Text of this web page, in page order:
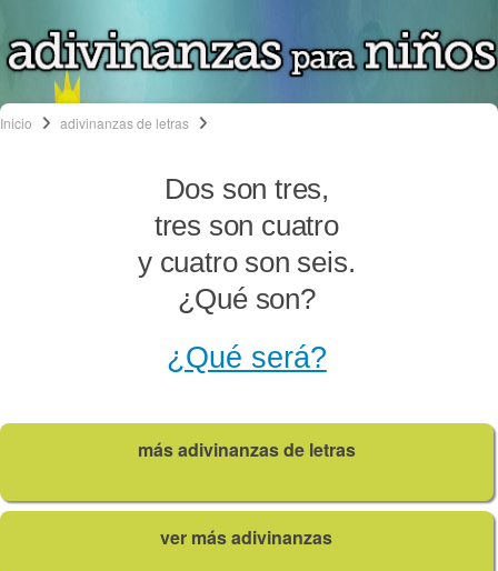
Inicio adivinanzas de letras
Dos son tres,
tres son cuatro
y cuatro son seis.
¿Qué son?
¿Qué será?
más adivinanzas de letras
ver más adivinanzas